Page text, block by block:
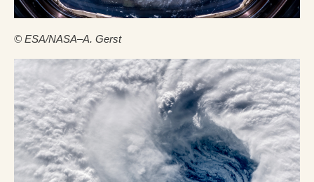
© ESA/NASA–A. Gerst